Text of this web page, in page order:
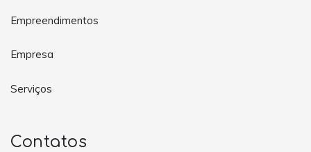
Empreendimentos
Empresa
Serviços
Contatos